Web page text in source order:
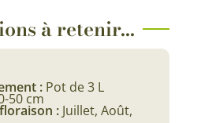
à retenir...
: Pot de 3 L
50 cm
: Juillet, Août,